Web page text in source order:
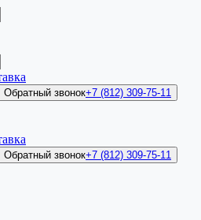
Обратный звонок+7 (812) 309-75-11
Обратный звонок+7 (812) 309-75-11